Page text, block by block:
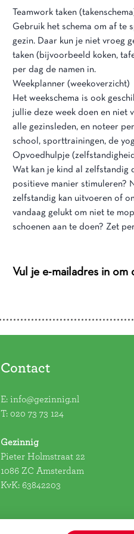
Teamwork taken
Gebruik het schema om af te
gezin. Daar kun je niet vroeg
taken (bijvoorbeeld koken,
per dag de namen in.
Weekplanner (weekoverzicht)
Het weekschema is ook
jullie deze week doen en niet
alle gezinsleden, en noteer
school, sporttrainingen, de
Opvoedhulpje
Wat kan je kind al zelfstandig
positieve manier stimuleren?
zelfstandig kan uitvoeren of
vandaag gelukt om niet te
schoenen aan te doen? Zet
Vul je e-mailadres in
Contact
E: info@gezinnig.nl
T: 020 73 73 124
Gezinnig
Pieter Holmstraat 22
1086 ZC Amsterdam
KvK: 63842203